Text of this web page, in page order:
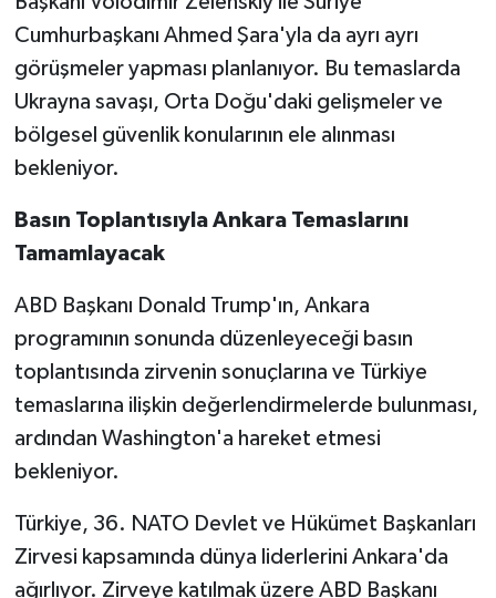
Cumhurbaşkanı Ahmed Şara'yla da ayrı ayrı
görüşmeler yapması planlanıyor. Bu temaslarda
Ukrayna savaşı, Orta Doğu'daki gelişmeler ve
bölgesel güvenlik konularının ele alınması
bekleniyor.
Basın Toplantısıyla Ankara Temaslarını
Tamamlayacak
ABD Başkanı Donald Trump'ın, Ankara
programının sonunda düzenleyeceği basın
toplantısında zirvenin sonuçlarına ve Türkiye
temaslarına ilişkin değerlendirmelerde bulunması,
ardından Washington'a hareket etmesi
bekleniyor.
Türkiye, 36. NATO Devlet ve Hükümet Başkanları
Zirvesi kapsamında dünya liderlerini Ankara'da
ağırlıyor. Zirveye katılmak üzere ABD Başkanı